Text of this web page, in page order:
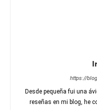
https://
Desde pequeña fui una
reseñas en mi blog, he